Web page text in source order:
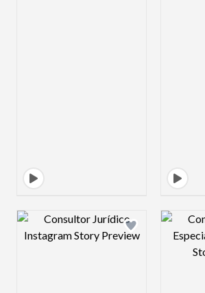
Design preview image